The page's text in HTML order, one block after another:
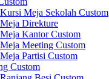
Kursi Meja Sekolah Custom
Meja Direkture
Meja Kantor Custom
Meja Meeting Custom
Meja Partisi Custom
Custom